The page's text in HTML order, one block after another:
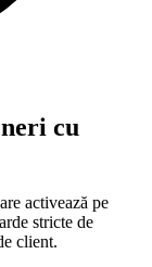
cu
activează pe
stricte de
client.